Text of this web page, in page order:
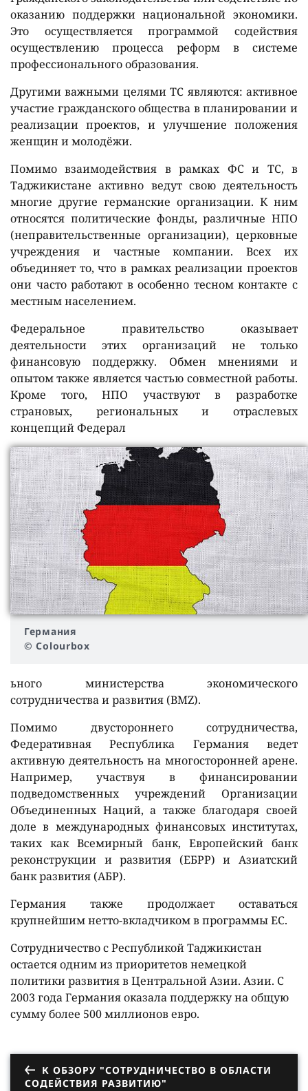
оказанию поддержки национальной экономики.
Это осуществляется программой содействия
осуществлению процесса реформ в системе
профессионального образования.
Другими важными целями ТС являются: активное
участие гражданского общества в планировании и
реализации проектов, и улучшение положения
женщин и молодёжи.
Помимо взаимодействия в рамках ФС и ТС, в
Таджикистане активно ведут свою деятельность
многие другие германские организации. К ним
относятся политические фонды, различные НПО
(неправительственные организации), церковные
учреждения и частные компании. Всех их
объединяет то, что в рамках реализации проектов
они часто работают в особенно тесном контакте с
местным населением.
Федеральное правительство оказывает
деятельности этих организаций не только
финансовую поддержку. Обмен мнениями и
опытом также является частью совместной работы.
Кроме того, НПО участвуют в разработке
страновых, региональных и отраслевых
концепций Федерал
Германия
© Colourbox
ьного министерства экономического
сотрудничества и развития (BMZ).
Помимо двустороннего сотрудничества,
Федеративная Республика Германия ведет
активную деятельность на многосторонней арене.
Например, участвуя в финансировании
подведомственных учреждений Организации
Объединенных Наций, а также благодаря своей
доле в международных финансовых институтах,
таких как Всемирный банк, Европейский банк
реконструкции и развития (ЕБРР) и Азиатский
банк развития (АБР).
Германия также продолжает оставаться
крупнейшим нетто-вкладчиком в программы ЕС.
Сотрудничество с Республикой Таджикистан
остается одним из приоритетов немецкой
политики развития в Центральной Азии. Азии. С
2003 года Германия оказала поддержку на общую
сумму более 500 миллионов евро.
К ОБЗОРУ "СОТРУДНИЧЕСТВО В ОБЛАСТИ
СОДЕЙСТВИЯ РАЗВИТИЮ"